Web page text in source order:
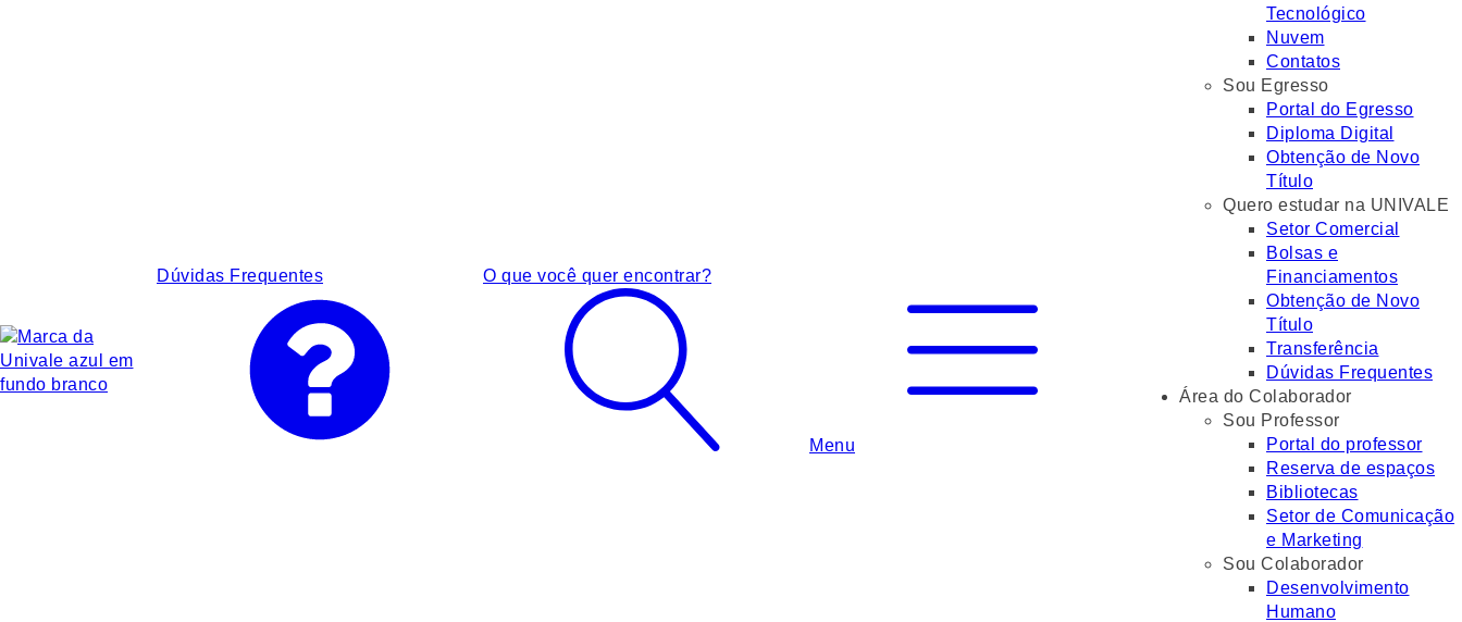
Dúvidas Frequentes O que você quer encontrar?
Menu
Tecnológico
Nuvem
Contatos
Sou Egresso
Portal do Egresso
Diploma Digital
Obtenção de Novo
Título
Quero estudar na UNIVALE
Setor Comercial
Bolsas e
Financiamentos
Obtenção de Novo
Título
Transferência
Dúvidas Frequentes
Área do Colaborador
Sou Professor
Portal do professor
Reserva de espaços
Bibliotecas
Setor de Comunicação
e Marketing
Sou Colaborador
Desenvolvimento
Humano